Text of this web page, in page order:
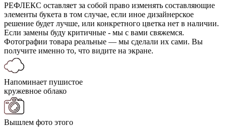
РЕФЛЕКС оставляет за собой право изменять составляющие
элементы букета в том случае, если иное дизайнерское
решение будет лучше, или конкретного цветка нет в наличии.
Если замены буду критичные - мы с вами свяжемся.
Фотографии товара реальные — мы сделали их сами. Вы
получите именно то, что видите на экране.
Напоминает пушистое
кружевное облако
Вышлем фото этого